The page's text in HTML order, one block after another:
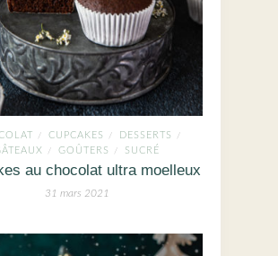
/ CUPCAKES / DESSERTS /
/ GOÛTERS / SUCRÉ
au chocolat ultra moelleux
31 mars 2021